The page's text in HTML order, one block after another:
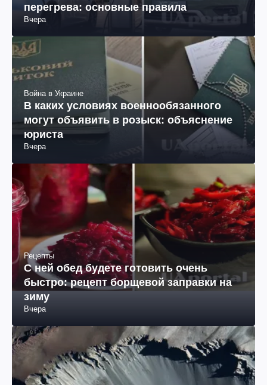
перегрева: основные правила
Вчера
Война в Украине
В каких условиях военнообязанного
могут объявить в розыск: объяснение
юриста
Вчера
Рецепты
С ней обед будете готовить очень
быстро: рецепт борщевой заправки на
зиму
Вчера